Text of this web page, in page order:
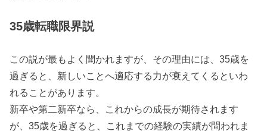
35歳転職限界説
この説が最もよく聞かれますが、その理由には、35歳を
過ぎると、新しいことへ適応する力が衰えてくるといわ
れることがあります。
新卒や第二新卒なら、これからの成長が期待されます
が、35歳を過ぎると、これまでの経験の実績が問われま